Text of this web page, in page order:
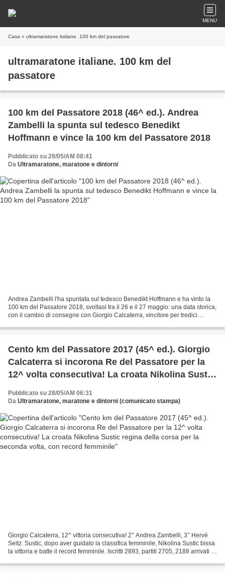
MENU
Casa » ultramaratone italiane. 100 km del passatore
ultramaratone italiane. 100 km del
passatore
100 km del Passatore 2018 (46^ ed.). Andrea
Zambelli la spunta sul tedesco Benedikt
Hoffmann e vince la 100 km del Passatore 2018
Pubblicato su 28/05/AM 08:41
Da Ultramaratone, maratone e dintorni
Andrea Zambelli l'ha spuntata sul tedesco Benedikt Hoffmann e ha vinto la
100 km del Passatore 2018, svoltasi tra il 26 e il 27 maggio: una data storica,
con il cambio di consegne con Giorgio Calcaterra, vincitore per tredici
Cento km del Passatore 2017 (45^ ed.). Giorgio
Calcaterra si incorona Re del Passatore per la
12^ volta consecutiva! La croata Nikolina Sustic
record femminile
Pubblicato su 28/05/AM 06:31
Da Ultramaratone, maratone e dintorni (comunicato stampa)
Giorgio Calcaterra, 12^ vittoria consecutiva! 2° Andrea Zambelli, 3° Hervé
Seitz. Sustic, dopo aver guidato la classifica femminile, Nikolina Sustic bissa
la vittoria e batte il record femminile. Iscritti 2893, partiti 2705, 2188 arrivati .